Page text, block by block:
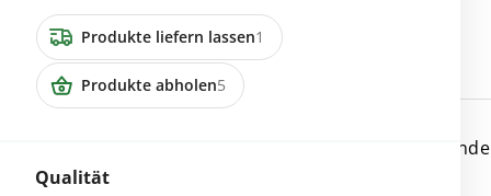
Produkte liefern lassen1
Produkte abholen5
Qualität
Zu verkaufen Angus